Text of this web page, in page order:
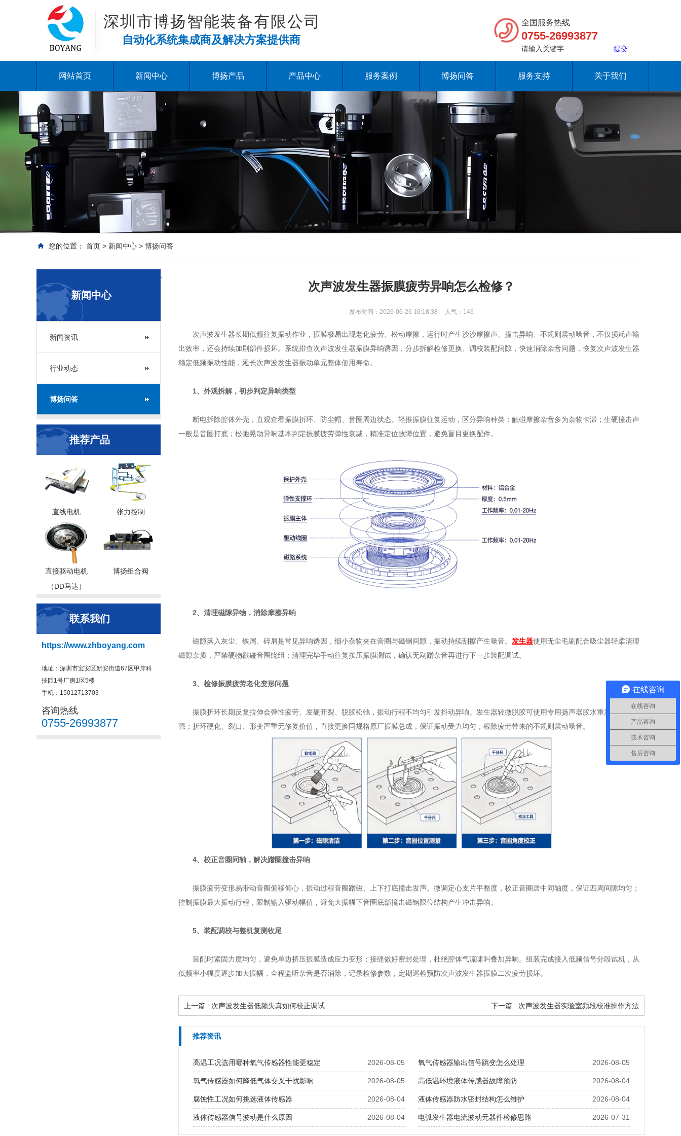
深圳市博扬智能装备有限公司
自动化系统集成商及解决方案提供商
全国服务热线
0755-26993877
网站首页 新闻中心 博扬产品 产品中心 服务案例 博扬问答 服务支持 关于我们
您的位置： 首页 > 新闻中心 > 博扬问答
新闻中心
新闻资讯
行业动态
博扬问答
推荐产品
直线电机 张力控制
直接驱动电机
（DD马达）
博扬组合阀
联系我们
https://www.zhboyang.com
地址：深圳市宝安区新安街道67区甲岸科
技园1号厂房1区5楼
手机：15012713703
咨询热线
0755-26993877
次声波发生器振膜疲劳异响怎么检修？
发布时间：2026-06-26 16:18:38 人气： 146
次声波发生器长期低频往复振动作业，振膜极易出现老化疲劳、松动摩擦，运行时产生沙沙摩擦声、撞击异响、不规则震动噪音，不仅损耗声输
出效率，还会持续加剧部件损坏。系统排查次声波发生器振膜异响诱因，分步拆解检修更换、调校装配间隙，快速消除杂音问题，恢复次声波发生器
稳定低频振动性能，延长次声波发生器振动单元整体使用寿命。
1、外观拆解，初步判定异响类型
断电拆除腔体外壳，直观查看振膜折环、防尘帽、音圈周边状态。轻推振膜往复运动，区分异响种类：触碰摩擦杂音多为杂物卡滞；生硬撞击声
一般是音圈打底；松弛晃动异响基本判定振膜疲劳弹性衰减，精准定位故障位置，避免盲目更换配件。
2、清理磁隙异物，消除摩擦异响
磁隙落入灰尘、铁屑、碎屑是常见异响诱因，细小杂物夹在音圈与磁钢间隙，振动持续刮擦产生噪音。 发生器使用无尘毛刷配合吸尘器轻柔清理
磁隙杂质，严禁硬物戳碰音圈绕组；清理完毕手动往复按压振膜测试，确认无剐蹭杂音再进行下一步装配调试。
3、检修振膜疲劳老化变形问题
振膜折环长期反复拉伸会弹性疲劳、发硬开裂、脱胶松弛，振动行程不均匀引发抖动异响。发生器轻微脱胶可使用专用扬声器胶水重新粘接补
强；折环硬化、裂口、形变严重无修复价值，直接更换同规格原厂振膜总成，保证振动受力均匀，根除疲劳带来的不规则震动噪音。
4、校正音圈同轴，解决蹭圈撞击异响
振膜疲劳变形易带动音圈偏移偏心，振动过程音圈蹭磁、上下打底撞击发声。微调定心支片平整度，校正音圈居中同轴度，保证四周间隙均匀；
控制振膜最大振动行程，限制输入驱动幅值，避免大振幅下音圈底部撞击磁钢限位结构产生冲击异响。
5、装配调校与整机复测收尾
装配时紧固力度均匀，避免单边挤压振膜造成应力变形；接缝做好密封处理，杜绝腔体气流啸叫叠加异响。组装完成接入低频信号分段试机，从
低频率小幅度逐步加大振幅，全程监听杂音是否消除，记录检修参数，定期巡检预防次声波发生器振膜二次疲劳损坏。
上一篇 : 次声波发生器低频失真如何校正调试 下一篇 : 次声波发生器实验室频段校准操作方法
推荐资讯
2026-08-05
高温工况选用哪种氧气传感器性能更稳定 2026-08-05
氧气传感器输出信号跳变怎么处理
2026-08-05
氧气传感器如何降低气体交叉干扰影响 2026-08-04
高低温环境液体传感器故障预防
2026-08-04
腐蚀性工况如何挑选液体传感器 2026-08-04
液体传感器防水密封结构怎么维护
2026-08-04
液体传感器信号波动是什么原因 2026-07-31
电弧发生器电流波动元器件检修思路
在线咨询
在线咨询
产品咨询
技术咨询
售后咨询